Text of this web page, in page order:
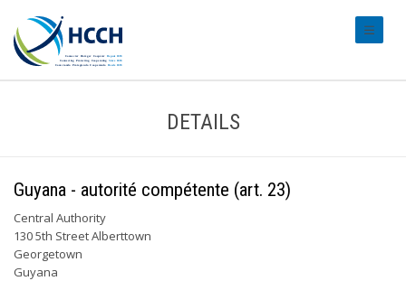
DETAILS
Guyana - autorité compétente (art. 23)
Central Authority
130 5th Street Alberttown
Georgetown
Guyana